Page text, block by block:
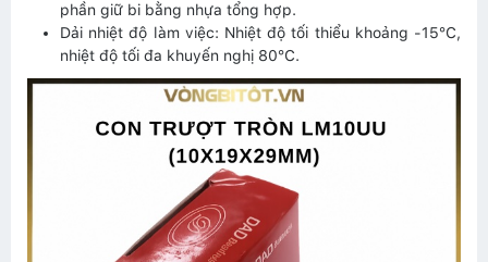
phần giữ bi bằng nhựa tổng hợp.
Dải nhiệt độ làm việc: Nhiệt độ tối thiểu khoảng -15°C,
nhiệt độ tối đa khuyến nghị 80°C.